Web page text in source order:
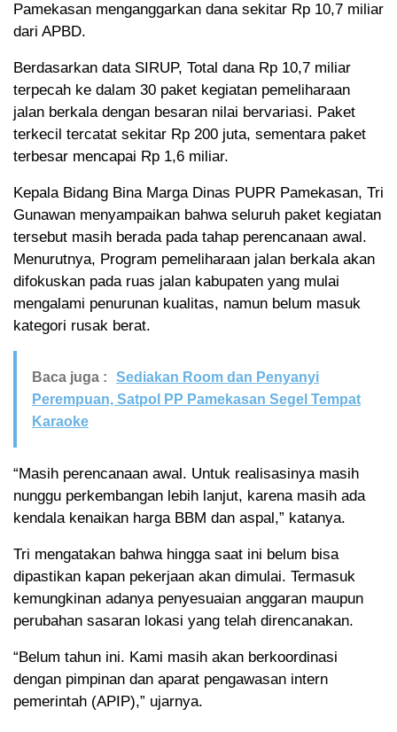
Pamekasan menganggarkan dana sekitar Rp 10,7 miliar
dari APBD.
Berdasarkan data SIRUP, Total dana Rp 10,7 miliar
terpecah ke dalam 30 paket kegiatan pemeliharaan
jalan berkala dengan besaran nilai bervariasi. Paket
terkecil tercatat sekitar Rp 200 juta, sementara paket
terbesar mencapai Rp 1,6 miliar.
Kepala Bidang Bina Marga Dinas PUPR Pamekasan, Tri
Gunawan menyampaikan bahwa seluruh paket kegiatan
tersebut masih berada pada tahap perencanaan awal.
Menurutnya, Program pemeliharaan jalan berkala akan
difokuskan pada ruas jalan kabupaten yang mulai
mengalami penurunan kualitas, namun belum masuk
kategori rusak berat.
Baca juga :
Sediakan Room dan Penyanyi
Perempuan, Satpol PP Pamekasan Segel Tempat
Karaoke
“Masih perencanaan awal. Untuk realisasinya masih
nunggu perkembangan lebih lanjut, karena masih ada
kendala kenaikan harga BBM dan aspal,” katanya.
Tri mengatakan bahwa hingga saat ini belum bisa
dipastikan kapan pekerjaan akan dimulai. Termasuk
kemungkinan adanya penyesuaian anggaran maupun
perubahan sasaran lokasi yang telah direncanakan.
“Belum tahun ini. Kami masih akan berkoordinasi
dengan pimpinan dan aparat pengawasan intern
pemerintah (APIP),” ujarnya.